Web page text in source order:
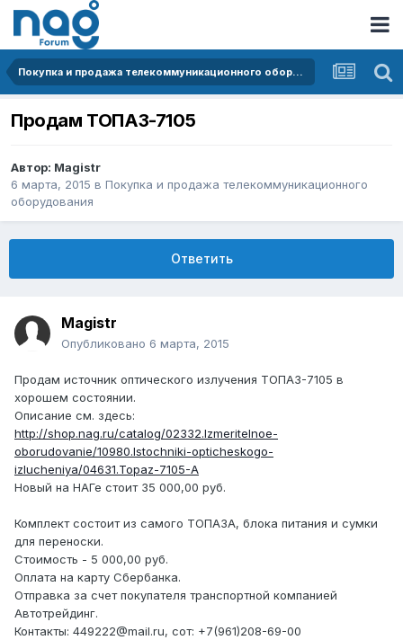
Покупка и продажа телекоммуникационного оборудования
Продам ТОПАЗ-7105
Автор: Magistr
6 марта, 2015 в Покупка и продажа телекоммуникационного
оборудования
Ответить
Magistr
Опубликовано 6 марта, 2015
Продам источник оптического излучения ТОПАЗ-7105 в
хорошем состоянии.
Описание см. здесь:
http://shop.nag.ru/catalog/02332.Izmeritelnoe-
oborudovanie/10980.Istochniki-opticheskogo-
izlucheniya/04631.Topaz-7105-A
Новый на НАГе стоит 35 000,00 руб.
Комплект состоит из самого ТОПАЗА, блока питания и сумки
для переноски.
Стоимость - 5 000,00 руб.
Оплата на карту Сбербанка.
Отправка за счет покупателя транспортной компанией
Автотрейдинг.
Контакты: 449222@mail.ru, сот: +7(961)208-69-00